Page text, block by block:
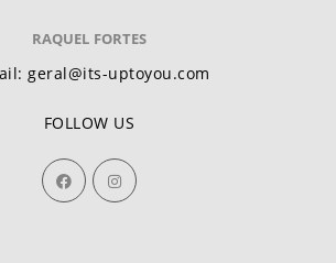
RAQUEL FORTES
geral@its-uptoyou.com
FOLLOW US